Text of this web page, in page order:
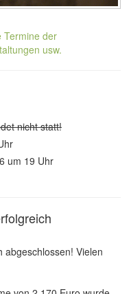
Termine der
usw.
nicht statt!
um 19 Uhr
abgeschlossen! Vielen